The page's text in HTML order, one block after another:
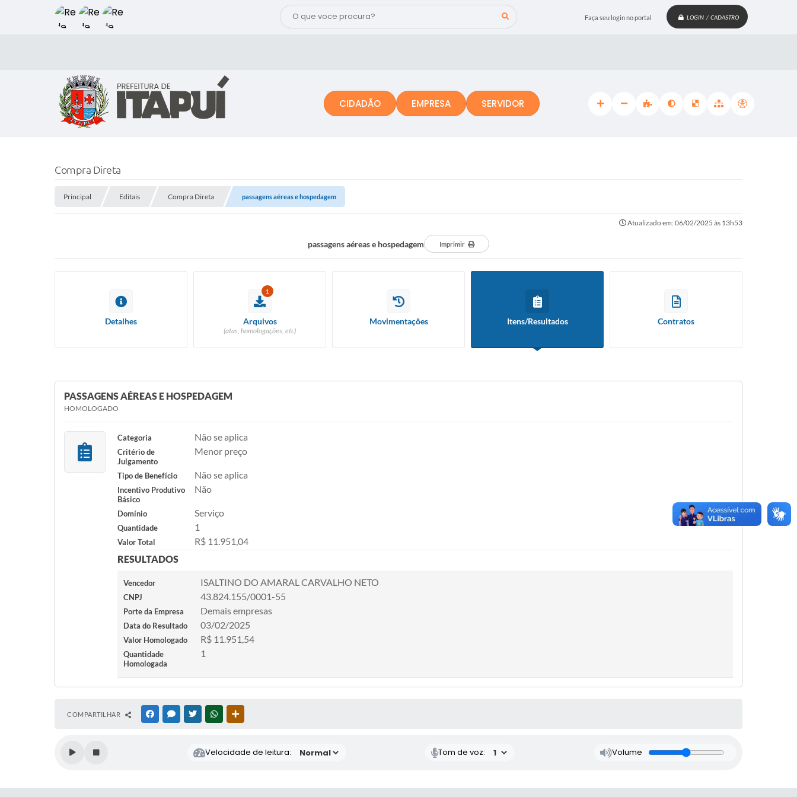
Faça seu login no portal LOGIN / CADASTRO
CIDADÃO EMPRESA SERVIDOR
Compra Direta
Principal Editais Compra Direta passagens aéreas e hospedagem
Atualizado em: 06/02/2025 às 13h53
passagens aéreas e hospedagem Imprimir
Detalhes
1
Arquivos
(atas, homologações, etc)
Movimentações Itens/Resultados Contratos
PASSAGENS AÉREAS E HOSPEDAGEM
HOMOLOGADO
Categoria Não se aplica
Critério de
Julgamento
Menor preço
Tipo de Benefício Não se aplica
Incentivo Produtivo
Básico
Não
Domínio Serviço
Quantidade 1
Valor Total
R$ 11.951,04
RESULTADOS
Vencedor ISALTINO DO AMARAL CARVALHO NETO
CNPJ 43.824.155/0001-55
Porte da Empresa Demais empresas
Data do Resultado 03/02/2025
Valor Homologado R$ 11.951,54
Quantidade
Homologada
1
COMPARTILHAR FACEBOOKMESSENGER
TWITTERWHATSAPP
Velocidade de leitura: Tom de voz: Volume